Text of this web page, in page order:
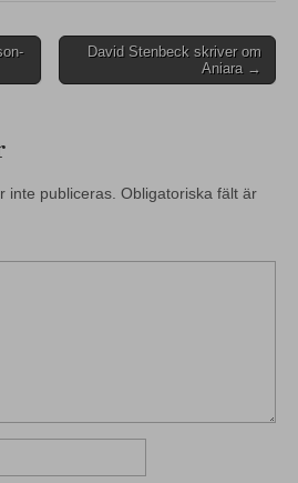
David Stenbeck skriver om
Aniara →
inte publiceras. Obligatoriska fält är